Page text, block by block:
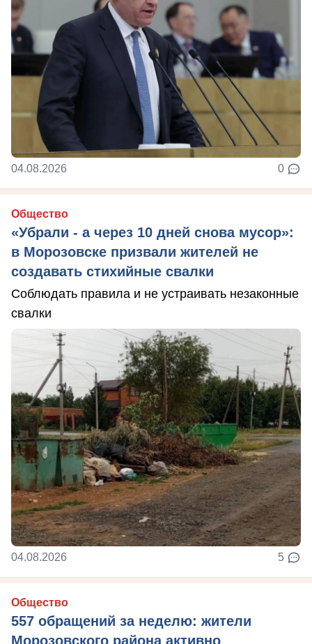
04.08.2026 0
Общество
«Убрали - а через 10 дней снова мусор»:
в Морозовске призвали жителей не
создавать стихийные свалки
Соблюдать правила и не устраивать незаконные
свалки
04.08.2026 5
Общество
557 обращений за неделю: жители
Морозовского района активно